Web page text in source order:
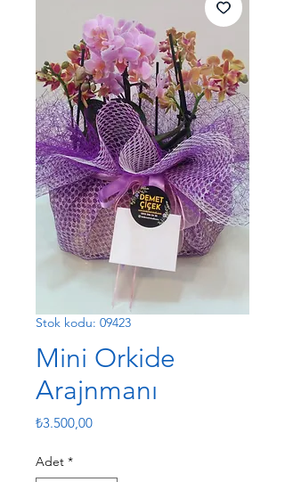
Stok kodu: 09423
Mini Orkide
Arajnmanı
₺3.500,00Fiyat
Adet *